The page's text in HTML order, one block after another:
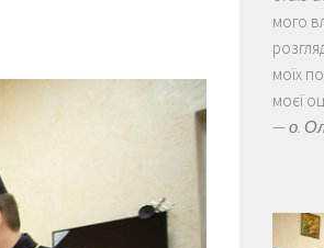
мого
моїх
моєї
—о.